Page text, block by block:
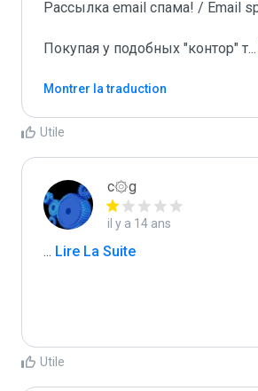
Рассылка email спама! / Email
Покупая у подобных "контор" т...
Montrer la traduction
Utile
c۞g
il y a 14 ans
... Lire La Suite
Utile